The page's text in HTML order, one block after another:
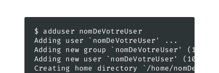
$ adduser nomDeVotreUser
Adding user `nomDeVotreUser' ...
Adding new group `nomDeVotreUser'
Adding new user `nomDeVotreUser'
Creating home directory `/home/